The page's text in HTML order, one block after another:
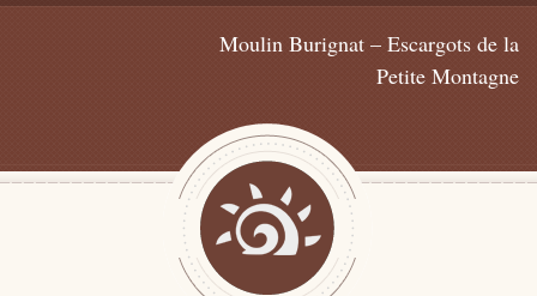
Moulin Burignat – Escargots de la
Petite Montagne